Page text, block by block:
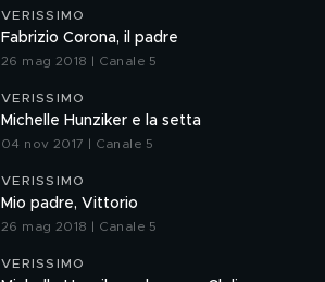
VERISSIMO
Fabrizio Corona, il padre
26 mag 2018 | Canale 5
VERISSIMO
Michelle Hunziker e la setta
04 nov 2017 | Canale 5
VERISSIMO
Mio padre, Vittorio
26 mag 2018 | Canale 5
VERISSIMO